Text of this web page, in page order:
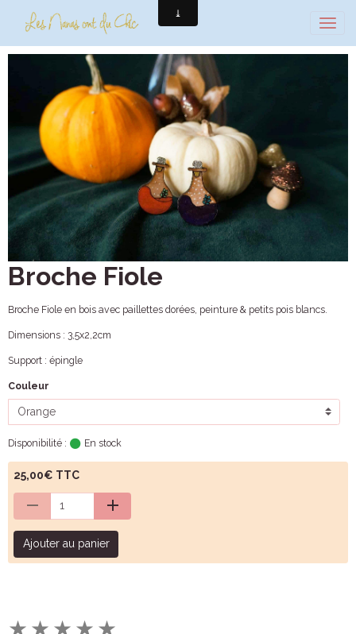
Broche Fiole
Broche Fiole en bois avec paillettes dorées, peinture & petits pois blancs.
Dimensions : 3,5x2,2cm
Support : épingle
Couleur
Disponibilité : En stock
25,00€ TTC
Ajouter au panier
★ ★ ★ ★ ★